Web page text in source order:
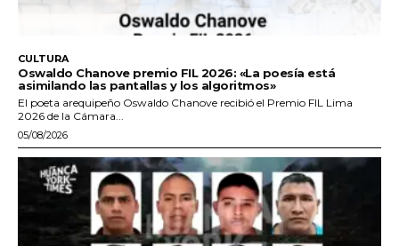
CULTURA
Oswaldo Chanove premio FIL 2026: «La poesía está
asimilando las pantallas y los algoritmos»
El poeta arequipeño Oswaldo Chanove recibió el Premio FIL Lima
2026 de la Cámara...
05/08/2026